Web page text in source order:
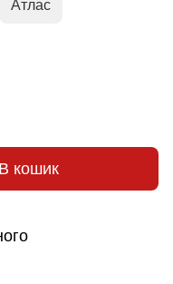
Атлас
В кошик